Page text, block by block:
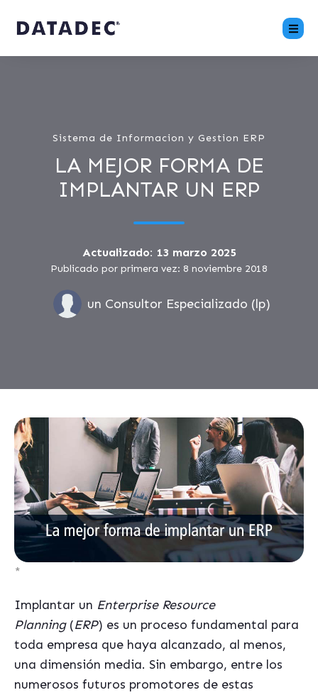
Sistema de Informacion y Gestion ERP
LA MEJOR FORMA DE
IMPLANTAR UN ERP
Actualizado: 13 marzo 2025
Publicado por primera vez: 8 noviembre 2018
un Consultor Especializado (lp)
*
Implantar un Enterprise Resource
Planning(ERP) es un proceso fundamental para
toda empresa que haya alcanzado, al menos,
una dimensión media. Sin embargo, entre los
numerosos futuros promotores de estas